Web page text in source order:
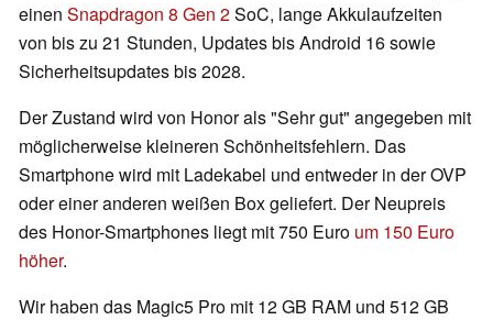
einen Snapdragon 8 Gen 2SoC, lange Akkulaufzeiten
von bis zu 21 Stunden, Updates bis Android 16 sowie
Sicherheitsupdates bis 2028.
Der Zustand wird von Honor als "Sehr gut" angegeben mit
möglicherweise kleineren Schönheitsfehlern. Das
Smartphone wird mit Ladekabel und entweder in der OVP
oder einer anderen weißen Box geliefert. Der Neupreis
des Honor-Smartphones liegt mit 750 Euro um 150 Euro
höher.
Wir haben das Magic5 Pro mit 12 GB RAM und 512 GB